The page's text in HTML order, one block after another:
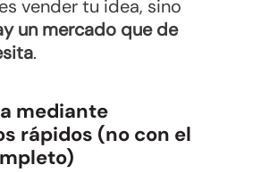
vender tu idea, sino
un mercado que de
.
mediante
rápidos (no con el